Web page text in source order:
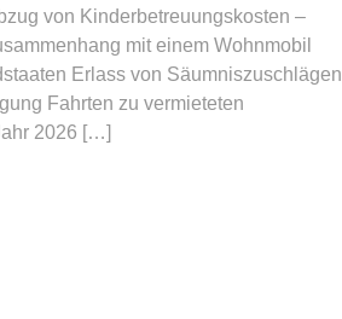
von Kinderbetreuungskosten –
mit einem Wohnmobil
Erlass von Säumniszuschlägen
Fahrten zu vermieteten
2026 […]